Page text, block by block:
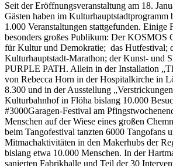
Seit der Eröffnungsveranstaltung am 18.
Gästen haben im Kulturhauptstadtprogramm
1.000 Veranstaltungen stattgefunden. Einige
besonders großes Publikum: Der KOSMOS
für Kultur und Demokratie; das Hutfestival;
Kulturhauptstadt-Marathon; der Kunst- und
PURPLE PATH. Allein in der Installation
von Rebecca Horn in der Hospitalkirche in
8.300 und in der Ausstellung
Kulturbahnhof in Flöha bislang 10.000
#3000Garagen-Festival am
Menschen auf der Wiese eines großen
beim Tangofestival tanzten 6000 Tangofans
Mitmachaktivitäten in den Makerhubs der
bislang etwa 10.000 Menschen. In der
sanierten Fabrikhalle und Teil der 30